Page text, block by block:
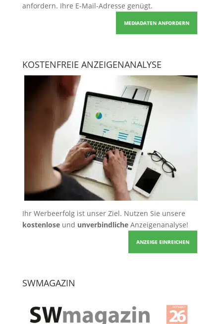
anfordern. Ihre E-Mail-Adresse genügt.
MEDIADATEN ANFORDERN
KOSTENFREIE ANZEIGENANALYSE
Ihr Werbeerfolg ist unser Ziel. Nutzen Sie unsere
kostenloseund unverbindlicheAnzeigenanalyse!
ANZEIGE EINREICHEN
SWMAGAZIN